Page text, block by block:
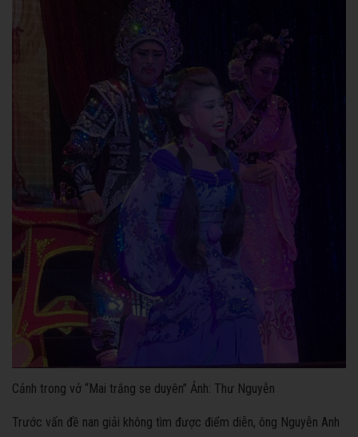
Cảnh trong vở “Mai trắng se duyên” Ảnh: Thư Nguyễn
Trước vấn đề nan giải không tìm được điểm diễn, ông Nguyễn Anh